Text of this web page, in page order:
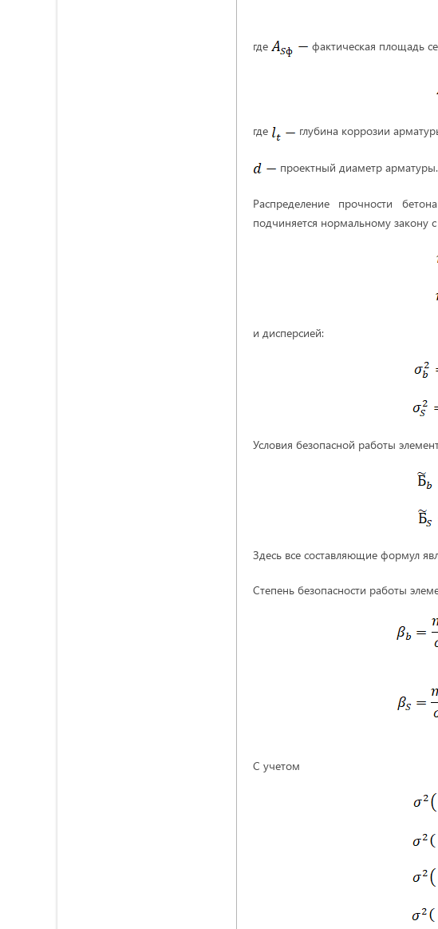
где фактическая площадь
где глубина коррозии
проектный диаметр арматуры.
Распределение прочности
подчиняется нормальному закону
и дисперсией:
Условия безопасной работы
Здесь все составляющие формул
Степень безопасности работы
С учетом